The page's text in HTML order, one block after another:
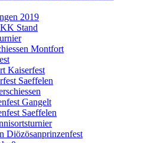
2019
Stand
Montfort
Kaiserfest
Saeffelen
Gangelt
Saeffelen
Diözösanprinzenfest